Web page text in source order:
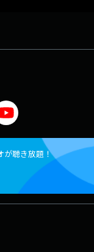
が聴き放題！